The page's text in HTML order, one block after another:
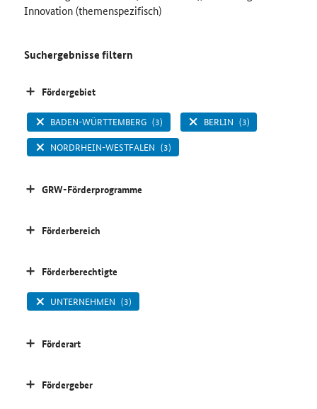
Innovation (themenspezifisch)
Suchergebnisse filtern
Fördergebiet
BADEN-WÜRTTEMBERG (3) BERLIN (3)
NORDRHEIN-WESTFALEN (3)
GRW-Förderprogramme
Förderbereich
Förderberechtigte
UNTERNEHMEN (3)
Förderart
Fördergeber